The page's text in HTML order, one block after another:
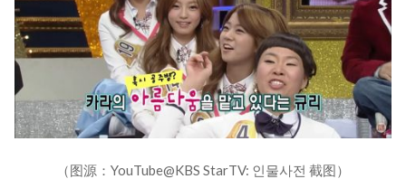
（图源：YouTube@KBS StarTV: 인물사전 截图）